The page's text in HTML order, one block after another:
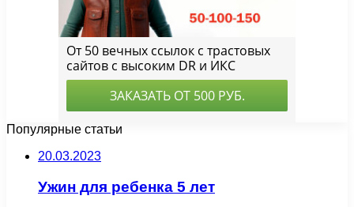
Популярные статьи
20.03.2023
Ужин для ребенка 5 лет